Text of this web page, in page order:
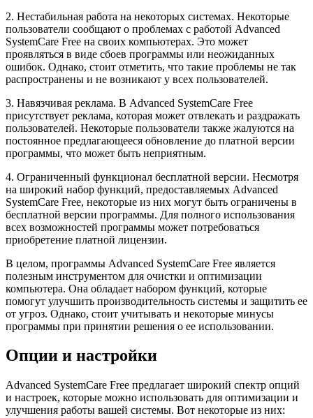
2. Нестабильная работа на некоторых системах. Некоторые
пользователи сообщают о проблемах с работой Advanced
SystemCare Free на своих компьютерах. Это может
проявляться в виде сбоев программы или неожиданных
ошибок. Однако, стоит отметить, что такие проблемы не так
распространены и не возникают у всех пользователей.
3. Навязчивая реклама. В Advanced SystemCare Free
присутствует реклама, которая может отвлекать и раздражать
пользователей. Некоторые пользователи также жалуются на
постоянное предлагающееся обновление до платной версии
программы, что может быть неприятным.
4. Ограниченный функционал бесплатной версии. Несмотря
на широкий набор функций, предоставляемых Advanced
SystemCare Free, некоторые из них могут быть ограничены в
бесплатной версии программы. Для полного использования
всех возможностей программы может потребоваться
приобретение платной лицензии.
В целом, программы Advanced SystemCare Free является
полезным инструментом для очистки и оптимизации
компьютера. Она обладает набором функций, которые
помогут улучшить производительность системы и защитить ее
от угроз. Однако, стоит учитывать и некоторые минусы
программы при принятии решения о ее использовании.
Опции и настройки
Advanced SystemCare Free предлагает широкий спектр опций
и настроек, которые можно использовать для оптимизации и
улучшения работы вашей системы. Вот некоторые из них: